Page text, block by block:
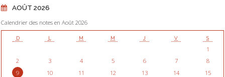
AOÛT 2026
Calendrier des notes en Août 2026
D L M M J V S
1
2
3 4 5 6 7
8
9
10 11 12 13 14
15